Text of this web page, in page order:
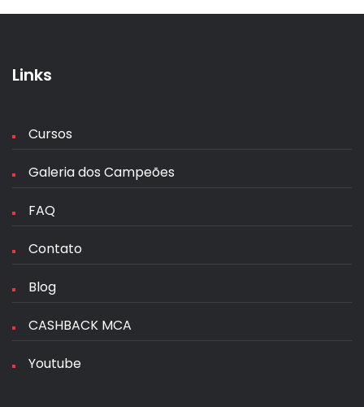
Links
Cursos
Galeria dos Campeões
FAQ
Contato
Blog
CASHBACK MCA
Youtube